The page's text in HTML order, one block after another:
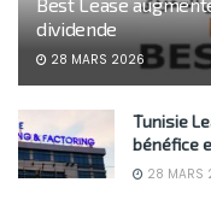
dividende
28 MARS 2026
Tunisie
bénéfice
28 MARS